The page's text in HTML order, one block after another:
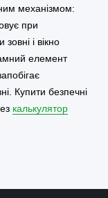
механізмом:
при
і вікно
елемент
Купити безпечні
калькулятор